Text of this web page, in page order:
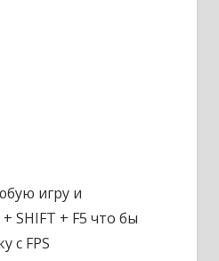
игру и
SHIFT + F5 что бы
с FPS